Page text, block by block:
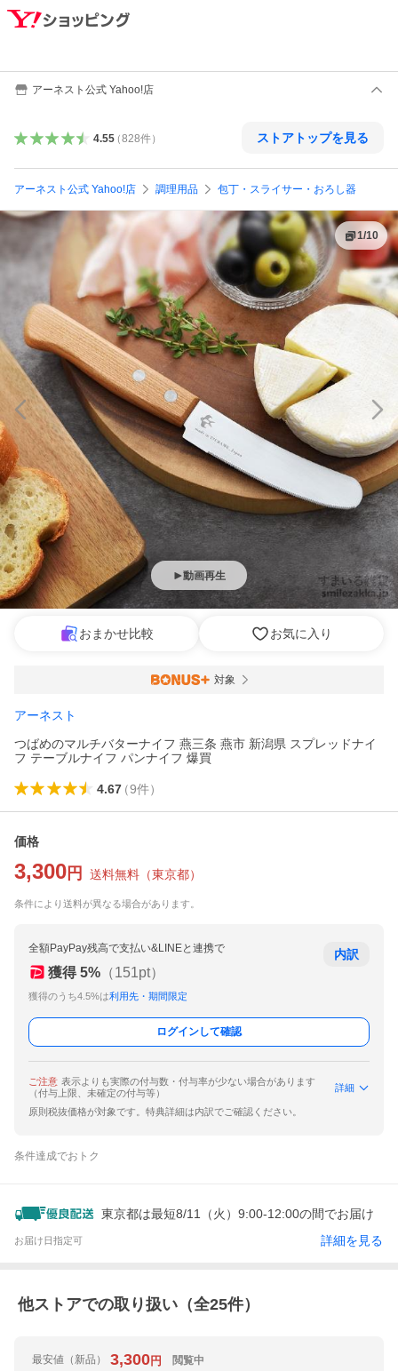
アーネスト公式 Yahoo!店
4.55（828件） ストアトップを見る
アーネスト公式 Yahoo!店 調理用品 包丁・スライサー・おろし器
動画再生
1/10
おまかせ比較 お気に入り
対象
アーネスト
つばめのマルチバターナイフ 燕三条 燕市 新潟県 スプレッドナイ
フ テーブルナイフ パンナイフ 爆買
4.67（9件）
価格
3,300 円 送料無料 （東京都）
条件により送料が異なる場合があります。
全額PayPay残高で支払い&LINEと連携で
獲得 5% （151pt）
獲得のうち4.5%は利用先・期間限定
内訳
ログインして確認
ご注意 表示よりも実際の付与数・付与率が少ない場合があります
（付与上限、未確定の付与等）
詳細
原則税抜価格が対象です。特典詳細は内訳でご確認ください。
条件達成でおトク
東京都は最短8/11（火）9:00-12:00の間でお届け
お届け日指定可 詳細を見る
他ストアでの取り扱い（全25件）
最安値 （新品） 3,300円 閲覧中